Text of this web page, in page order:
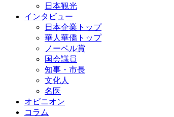
日本観光
インタビュー
日本企業トップ
華人華僑トップ
ノーベル賞
国会議員
知事・市長
文化人
名医
オピニオン
コラム